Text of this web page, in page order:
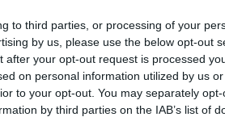
to third parties, or processing of your
by us, please use the below opt-out
after your opt-out request is processed
on personal information utilized by us
to your opt-out. You may separately
by third parties on the IAB’s list of